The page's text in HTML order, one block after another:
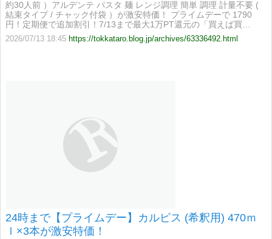
ック付袋 ）が激安特価！
約30人前 ）アルデンテ パスタ 麺 レンジ調理 簡単 調理 計量不要 (
結束タイプ / チャック付袋 ）が激安特価！ プライムデーで 1790
円！定期便で追加割引！7/13まで最大1万PT還元の「買えば買…
2026/07/13 18:45 https://tokkataro.blog.jp/archives/63336492.html
24時まで【プライムデー】カルピス (希釈用) 470ｍ
ｌ×3本が激安特価！